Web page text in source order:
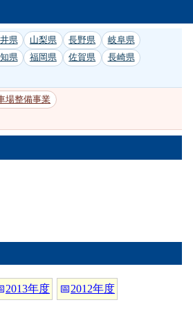
県 山梨県 長野県
岐阜県
県 福岡県 佐賀県
長崎県
場整備事業
2013年度 📅2012年度